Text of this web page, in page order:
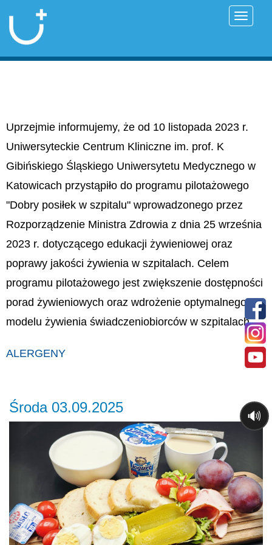
Uprzejmie informujemy, że od 10 listopada 2023 r.
Uniwersyteckie Centrum Kliniczne im. prof. K
Gibińskiego Śląskiego Uniwersytetu Medycznego w
Katowicach przystąpiło do programu pilotażowego
"Dobry posiłek w szpitalu" wprowadzonego przez
Rozporządzenie Ministra Zdrowia z dnia 25 września
2023 r. dotyczącego edukacji żywieniowej oraz
poprawy jakości żywienia w szpitalach. Celem
programu pilotażowego jest zwiększenie dostępności
porad żywieniowych oraz wdrożenie optymalnego
modelu żywienia świadczeniobiorców w szpitalach.
ALERGENY
Środa 03.09.2025
🔊